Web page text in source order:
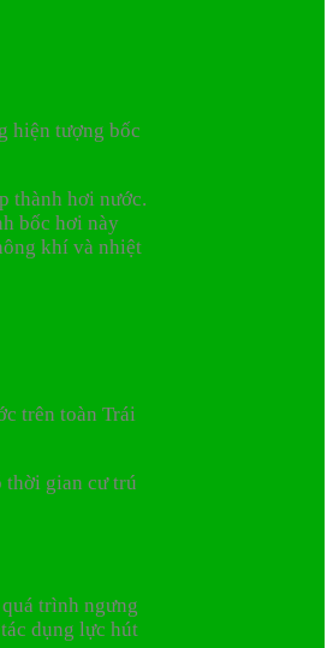
hiện tượng bốc
thành hơi nước.
bốc hơi này
khí và nhiệt
trên toàn Trái
thời gian cư trú
trình ngưng
dụng lực hút